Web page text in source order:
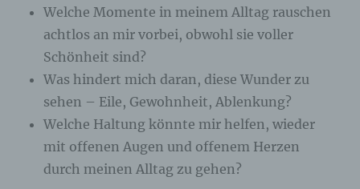
Welche Momente in meinem Alltag rauschen
achtlos an mir vorbei, obwohl sie voller
Schönheit sind?
Was hindert mich daran, diese Wunder zu
sehen – Eile, Gewohnheit, Ablenkung?
Welche Haltung könnte mir helfen, wieder
mit offenen Augen und offenem Herzen
durch meinen Alltag zu gehen?